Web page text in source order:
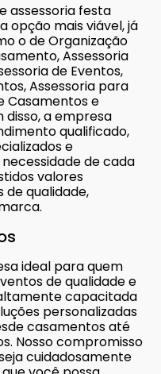
assessoria festa
opção mais viável, já
o de Organização
Assessoria
de Eventos,
Assessoria para
Casamentos e
disso, a empresa
qualificado,
e
de cada
valores
de qualidade,
ideal para quem
de qualidade e
capacitada
personalizadas
casamentos até
Nosso compromisso
cuidadosamente